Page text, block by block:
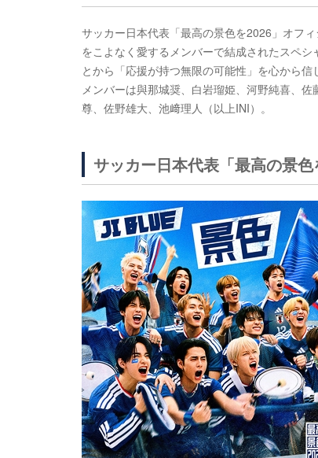
サッカー日本代表「最高の景色を2026」オフ
をこよなく愛するメンバーで結成されたスペ
とから「応援が持つ無限の可能性」を心から信
メンバーは與那城奨、白岩瑠姫、河野純喜、
尊、佐野雄大、池﨑理人（以上INI）。
サッカー日本代表「最高の景